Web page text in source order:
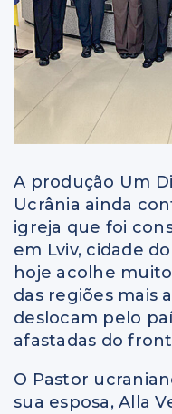
A produção Um
Ucrânia ainda
igreja que foi
em Lviv, cidade
hoje acolhe
das regiões mais
deslocam pelo
afastadas do
O Pastor
sua esposa, Alla